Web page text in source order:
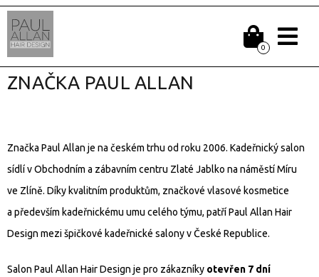
0
ZNAČKA PAUL ALLAN
Značka Paul Allan je na českém trhu od roku 2006. Kadeřnický salon
sídlí v Obchodním a zábavním centru Zlaté Jablko na náměstí Míru
ve Zlíně. Díky kvalitním produktům, značkové vlasové kosmetice
a především kadeřnickému umu celého týmu, patří Paul Allan Hair
Design mezi špičkové kadeřnické salony v České Republice.
Salon Paul Allan Hair Design je pro zákazníky otevřen 7 dní